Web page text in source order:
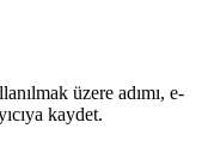
üzere adımı, e-
kaydet.